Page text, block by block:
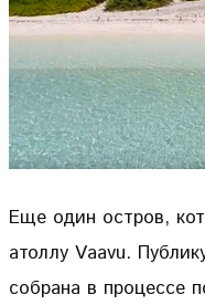
Еще один остров,
атоллу Vaavu.
собрана в процессе